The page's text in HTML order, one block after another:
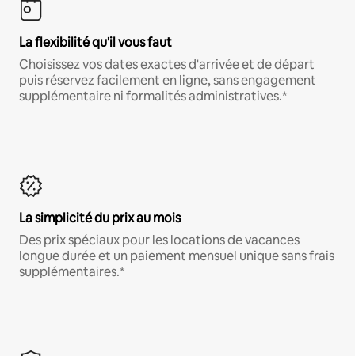
La flexibilité qu'il vous faut
Choisissez vos dates exactes d'arrivée et de départ
puis réservez facilement en ligne, sans engagement
supplémentaire ni formalités administratives.*
La simplicité du prix au mois
Des prix spéciaux pour les locations de vacances
longue durée et un paiement mensuel unique sans frais
supplémentaires.*